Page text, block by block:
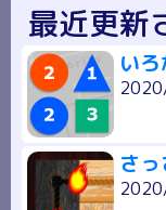
最近更新
い
さ